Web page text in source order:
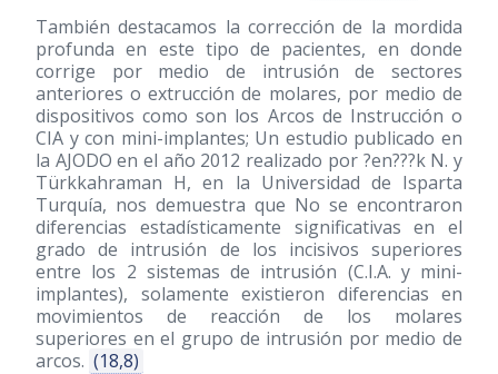
También destacamos la corrección de la mordida
profunda en este tipo de pacientes, en donde
corrige por medio de intrusión de sectores
anteriores o extrucción de molares, por medio de
dispositivos como son los Arcos de Instrucción o
CIA y con mini-implantes; Un estudio publicado en
la AJODO en el año 2012 realizado por ?en???k N. y
Türkkahraman H, en la Universidad de Isparta
Turquía, nos demuestra que No se encontraron
diferencias estadísticamente significativas en el
grado de intrusión de los incisivos superiores
entre los 2 sistemas de intrusión (C.I.A. y mini-
implantes), solamente existieron diferencias en
movimientos de reacción de los molares
superiores en el grupo de intrusión por medio de
arcos. (18,8)